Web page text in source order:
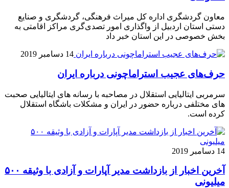
معاون گردشگری اداره کل میراث فرهنگی، گردشگری و صنایع
دستی استان اردبیل از واگذاری امور تصدی‌گری مراکز اقامتی به
بخش خصوصی در این استان خبر داد
14 دسامبر 2019
حرف‌های عجیب استراماچونی درباره ایران
سرمربی ایتالیایی استقلال در مصاحبه با رسانه های ایتالیایی صحبت
های مختلفی درباره حضور در ایران و مشکلات باشگاه استقلال
کرده است.
14 دسامبر 2019
آخرین اخبار از بازداشت مدیر آپارات و آزادی با وثیقه ۵۰۰
میلیونی